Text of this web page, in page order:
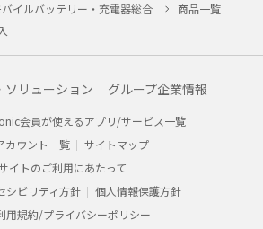
イルバッテリー・充電器総合
商品一覧
ソリューション グループ企業情報
会員が使えるアプリ/サービス一覧
カウント一覧
サイトマップ
イトのご利用にあたって
シビリティ方針
個人情報保護方針
用規約/プライバシーポリシー